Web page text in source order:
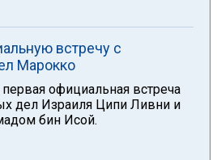
встречу с
Марокко
официальная встреча
дел Израиля Ципи Ливни и
бин Исой.